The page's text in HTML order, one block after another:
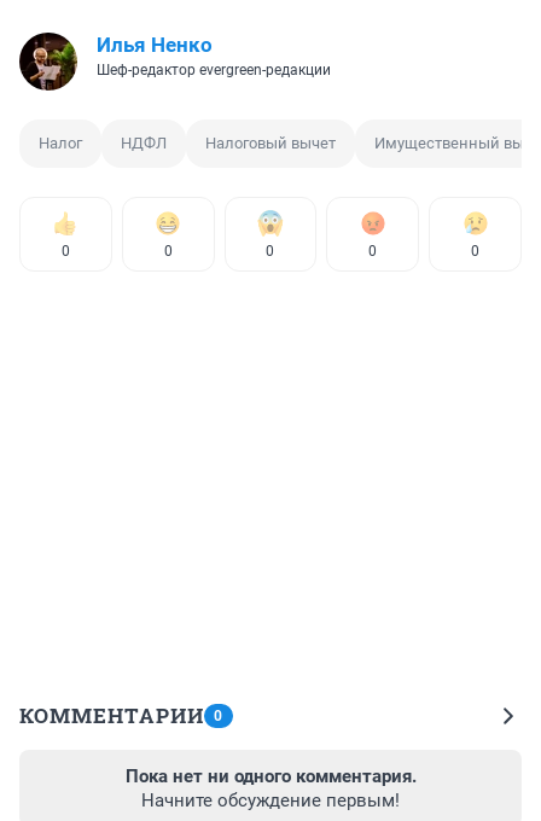
Илья Ненко
Шеф-редактор evergreen-редакции
Налог НДФЛ Налоговый вычет Имущественный
0 0 0 0 0
КОММЕНТАРИИ 0
Пока нет ни одного комментария.
Начните обсуждение первым!